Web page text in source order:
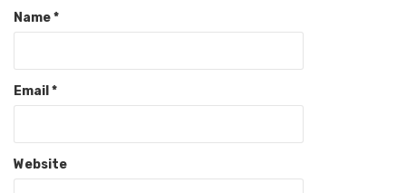
Name*
Email *
Website